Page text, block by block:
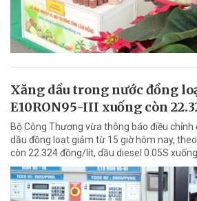
Xăng dầu trong nước đồng
E10RON95-III xuống còn
Bộ Công Thương vừa thông báo điều chỉnh
dầu đồng loạt giảm từ 15 giờ hôm nay, theo
còn 22.324 đồng/lít, dầu diesel 0.05S